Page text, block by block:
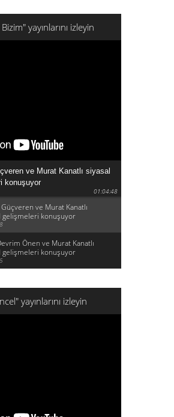
yayınlarını izleyin
ve Murat Kanatlı siyasal
konuşuyor
01:04:48
ve Murat Kanatlı
gelişmeleri konuşuyor
Önen ve Murat Kanatlı
gelişmeleri konuşuyor
yayınlarını izleyin